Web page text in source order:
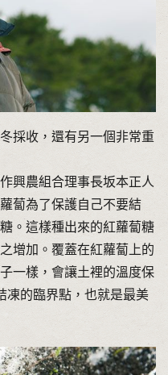
採收，還有另一個非常重
興農組合理事長坂本正人
蔔為了保護自己不要結
。這樣種出來的紅蘿蔔糖
增加。覆蓋在紅蘿蔔上的
一樣，會讓土裡的溫度保
的臨界點，也就是最美